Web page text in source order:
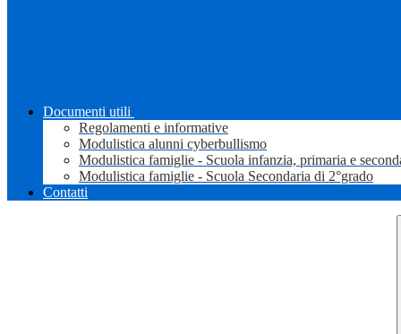
Documenti utili
Regolamenti e informative
Modulistica alunni cyberbullismo
Modulistica famiglie - Scuola infanzia, primaria e
Modulistica famiglie - Scuola Secondaria di 2°grado
Contatti